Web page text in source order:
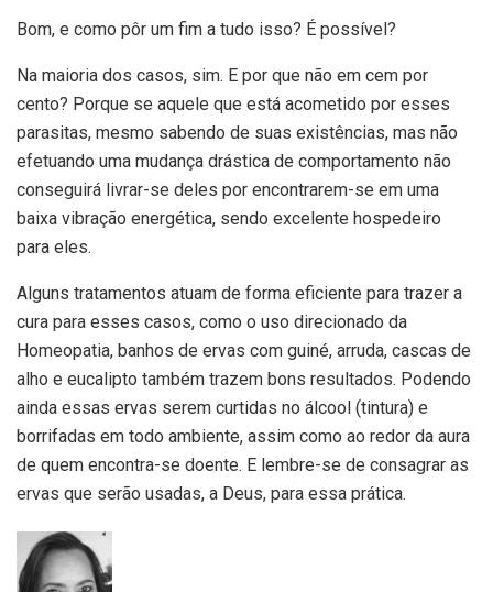
Bom, e como pôr um fim a tudo isso? É possível?
Na maioria dos casos, sim. E por que não em cem por
cento? Porque se aquele que está acometido por esses
parasitas, mesmo sabendo de suas existências, mas não
efetuando uma mudança drástica de comportamento não
conseguirá livrar-se deles por encontrarem-se em uma
baixa vibração energética, sendo excelente hospedeiro
para eles.
Alguns tratamentos atuam de forma eficiente para trazer a
cura para esses casos, como o uso direcionado da
Homeopatia, banhos de ervas com guiné, arruda, cascas de
alho e eucalipto também trazem bons resultados. Podendo
ainda essas ervas serem curtidas no álcool (tintura) e
borrifadas em todo ambiente, assim como ao redor da aura
de quem encontra-se doente. E lembre-se de consagrar as
ervas que serão usadas, a Deus, para essa prática.